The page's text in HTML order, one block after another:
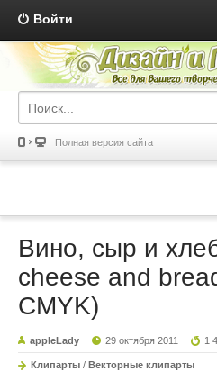
Войти
Полная версия сайта
Вино, сыр и
cheese and
CMYK)
appleLady 29 октября 2011 1
Клипарты / Векторные клипарты